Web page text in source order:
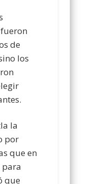
de
los
la
por
que en
para
que